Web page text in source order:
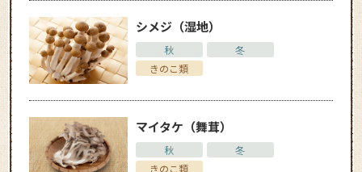
シメジ（湿地）
秋
冬
きのこ類
マイタケ（舞茸）
秋
冬
きのこ類